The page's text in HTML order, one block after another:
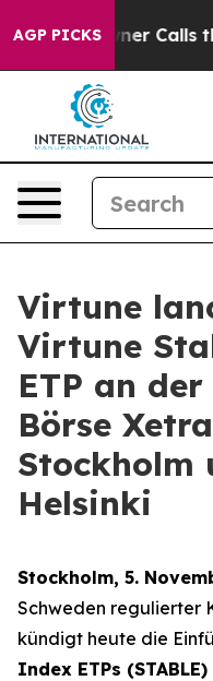
AGP PICKS
Owner Calls the
Virtune
Virtune
ETP an
Börse
Stockholm
Helsinki
Stockholm, 5.
Schweden regulierter
kündigt heute die
Index ETPs (STABLE)